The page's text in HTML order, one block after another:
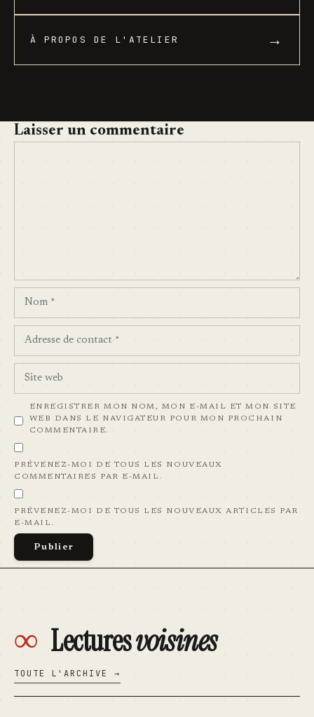
À PROPOS DE L'ATELIER →
Laisser un commentaire
DE
CONTACT
WEB
ENREGISTRER MON NOM, MON E-MAIL ET MON SITE
WEB DANS LE NAVIGATEUR POUR MON PROCHAIN
COMMENTAIRE.
PRÉVENEZ-MOI DE TOUS LES NOUVEAUX
COMMENTAIRES PAR E-MAIL.
PRÉVENEZ-MOI DE TOUS LES NOUVEAUX ARTICLES PAR
E-MAIL.
∞ Lecturesvoisines
TOUTE L'ARCHIVE →